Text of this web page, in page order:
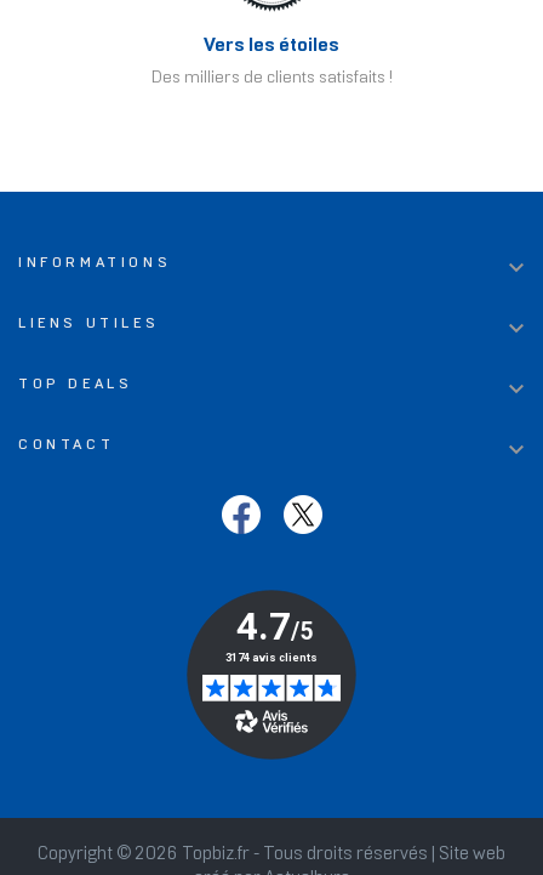
Vers les étoiles
Des milliers de clients satisfaits !
INFORMATIONS 
LIENS UTILES 
TOP DEALS 
CONTACT 
Copyright © 2026 Topbiz.fr - Tous droits réservés | Site web